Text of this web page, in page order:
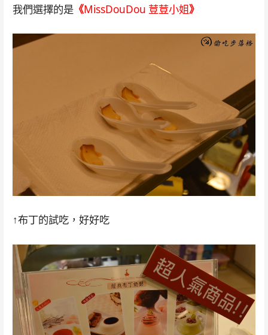
我們選擇的是《MissDouDou 荳荳小姐》
↑布丁的試吃，好好吃